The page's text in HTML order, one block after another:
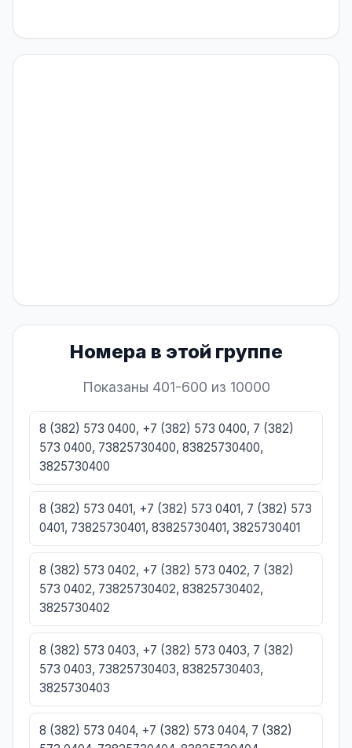
Номера в этой группе
Показаны 401-600 из 10000
8 (382) 573 0400, +7 (382) 573 0400, 7 (382)
573 0400, 73825730400, 83825730400,
3825730400
8 (382) 573 0401, +7 (382) 573 0401, 7 (382) 573
0401, 73825730401, 83825730401, 3825730401
8 (382) 573 0402, +7 (382) 573 0402, 7 (382)
573 0402, 73825730402, 83825730402,
3825730402
8 (382) 573 0403, +7 (382) 573 0403, 7 (382)
573 0403, 73825730403, 83825730403,
3825730403
8 (382) 573 0404, +7 (382) 573 0404, 7 (382)